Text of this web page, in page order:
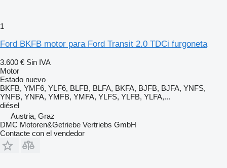
1
Ford BKFB motor para Ford Transit 2.0 TDCi furgoneta
3.600 € Sin IVA
Motor
Estado nuevo
BKFB, YMF6, YLF6, BLFB, BLFA, BKFA, BJFB, BJFA, YNFS,
YNFB, YNFA, YMFB, YMFA, YLFS, YLFB, YLFA,...
diésel
Austria, Graz
DMC Motoren&Getriebe Vertriebs GmbH
Contacte con el vendedor